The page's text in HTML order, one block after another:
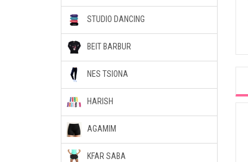
STUDIO DANCING
BEIT BARBUR
NES TSIONA
HARISH
AGAMIM
KFAR SABA